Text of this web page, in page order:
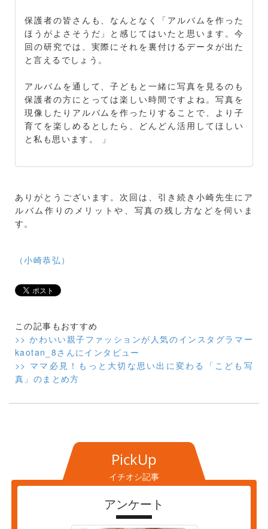
保護者の皆さんも、なんとなく「アルバムを作った
ほうがよさそうだ」と感じてはいたと思います。今
回の研究では、実際にそれを裏付けるデータが出た
と言えるでしょう。
アルバムを通して、子どもと一緒に写真を見るのも
保護者の方にとっては楽しい時間ですよね。写真を
現像したりアルバムを作ったりすることで、より子
育てを楽しめるとしたら、どんどん活用してほしい
と私も思います。 」
ありがとうございます。次回は、引き続き小崎先生にア
ルバム作りのメリットや、写真の残し方などを伺いま
す。
（小崎恭弘）
この記事もおすすめ
>> かわいい親子ファッションが人気のインスタグラマー
kaotan_8さんにインタビュー
>> ママ必見！もっと大切な思い出に変わる「こども写
真」のまとめ方
PickUp
イチオシ記事
アンケート